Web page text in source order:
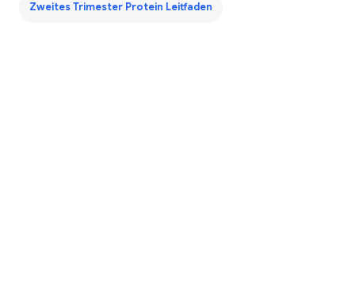
Zweites Trimester Protein Leitfaden